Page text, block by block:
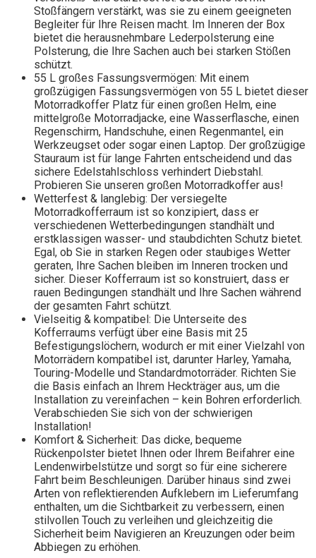
Stoßfängern verstärkt, was sie zu einem geeigneten
Begleiter für Ihre Reisen macht. Im Inneren der Box
bietet die herausnehmbare Lederpolsterung eine
Polsterung, die Ihre Sachen auch bei starken Stößen
schützt.
55 L großes Fassungsvermögen: Mit einem
großzügigen Fassungsvermögen von 55 L bietet dieser
Motorradkoffer Platz für einen großen Helm, eine
mittelgroße Motorradjacke, eine Wasserflasche, einen
Regenschirm, Handschuhe, einen Regenmantel, ein
Werkzeugset oder sogar einen Laptop. Der großzügige
Stauraum ist für lange Fahrten entscheidend und das
sichere Edelstahlschloss verhindert Diebstahl.
Probieren Sie unseren großen Motorradkoffer aus!
Wetterfest & langlebig: Der versiegelte
Motorradkofferraum ist so konzipiert, dass er
verschiedenen Wetterbedingungen standhält und
erstklassigen wasser- und staubdichten Schutz bietet.
Egal, ob Sie in starken Regen oder staubiges Wetter
geraten, Ihre Sachen bleiben im Inneren trocken und
sicher. Dieser Kofferraum ist so konstruiert, dass er
rauen Bedingungen standhält und Ihre Sachen während
der gesamten Fahrt schützt.
Vielseitig & kompatibel: Die Unterseite des
Kofferraums verfügt über eine Basis mit 25
Befestigungslöchern, wodurch er mit einer Vielzahl von
Motorrädern kompatibel ist, darunter Harley, Yamaha,
Touring-Modelle und Standardmotorräder. Richten Sie
die Basis einfach an Ihrem Heckträger aus, um die
Installation zu vereinfachen – kein Bohren erforderlich.
Verabschieden Sie sich von der schwierigen
Installation!
Komfort & Sicherheit: Das dicke, bequeme
Rückenpolster bietet Ihnen oder Ihrem Beifahrer eine
Lendenwirbelstütze und sorgt so für eine sicherere
Fahrt beim Beschleunigen. Darüber hinaus sind zwei
Arten von reflektierenden Aufklebern im Lieferumfang
enthalten, um die Sichtbarkeit zu verbessern, einen
stilvollen Touch zu verleihen und gleichzeitig die
Sicherheit beim Navigieren an Kreuzungen oder beim
Abbiegen zu erhöhen.